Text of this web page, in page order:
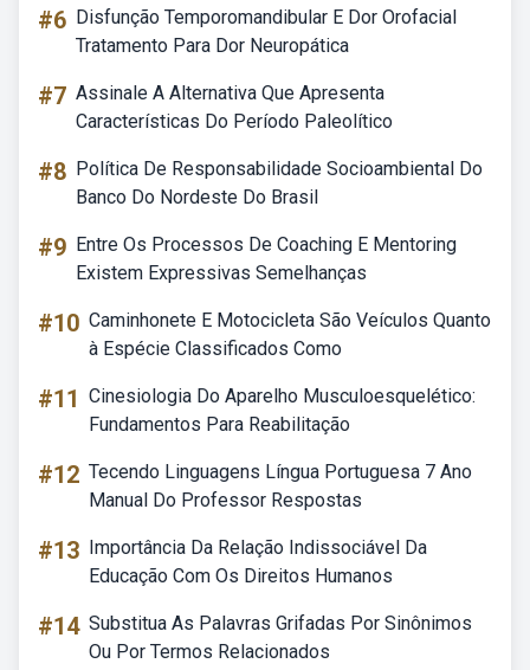
#6 Disfunção Temporomandibular E Dor Orofacial
Tratamento Para Dor Neuropática
#7 Assinale A Alternativa Que Apresenta
Características Do Período Paleolítico
#8 Política De Responsabilidade Socioambiental Do
Banco Do Nordeste Do Brasil
#9 Entre Os Processos De Coaching E Mentoring
Existem Expressivas Semelhanças
#10 Caminhonete E Motocicleta São Veículos Quanto
à Espécie Classificados Como
#11 Cinesiologia Do Aparelho Musculoesquelético:
Fundamentos Para Reabilitação
#12 Tecendo Linguagens Língua Portuguesa 7 Ano
Manual Do Professor Respostas
#13 Importância Da Relação Indissociável Da
Educação Com Os Direitos Humanos
#14 Substitua As Palavras Grifadas Por Sinônimos
Ou Por Termos Relacionados